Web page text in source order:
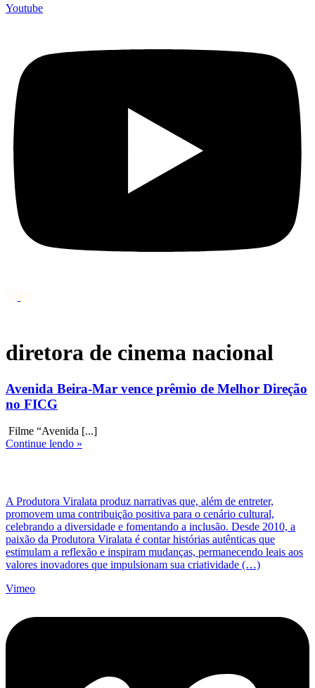
Youtube
diretora de cinema nacional
Avenida Beira-Mar vence prêmio de Melhor Direção
no FICG
Filme “Avenida [...]
Continue lendo »
A Produtora Viralata produz narrativas que, além de entreter,
promovem uma contribuição positiva para o cenário cultural,
celebrando a diversidade e fomentando a inclusão. Desde 2010, a
paixão da Produtora Viralata é contar histórias autênticas que
estimulam a reflexão e inspiram mudanças, permanecendo leais aos
valores inovadores que impulsionam sua criatividade (…)
Vimeo